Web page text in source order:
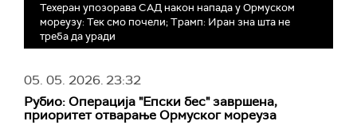
Техеран упозорава САД након напада у Ормуском
мореузу: Тек смо почели; Трамп: Иран зна шта не
треба да уради
05. 05. 2026.23:32
Рубио: Операција "Епски бес" завршена,
приоритет отварање Ормуског мореуза